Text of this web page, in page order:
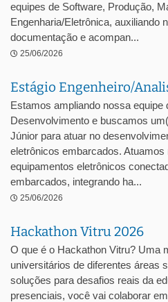
equipes de Software, Produção,
Engenharia/Eletrônica, auxiliando
documentação e acompan...
25/06/2026
Estágio Engenheiro/
Estamos ampliando nossa equipe
Desenvolvimento e buscamos
Júnior para atuar no
eletrônicos embarcados.
equipamentos eletrônicos
embarcados, integrando ha...
25/06/2026
Hackathon Vitru 2026
O que é o Hackathon Vitru? Uma
universitários de diferentes áreas
soluções para desafios reais da
presenciais, você vai colaborar